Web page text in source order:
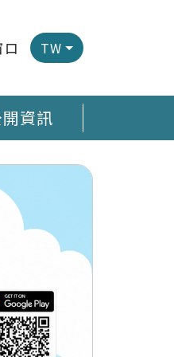
口 TW
資訊
回收站地圖網預防登革熱